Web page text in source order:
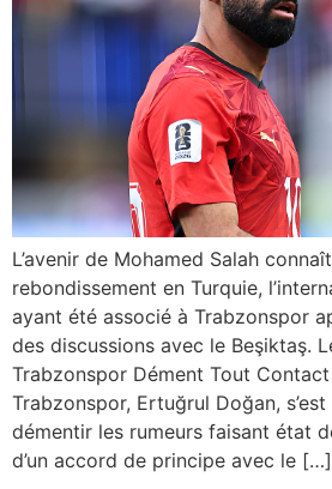
L’avenir de Mohamed Salah
rebondissement en Turquie,
ayant été associé à Trabzonspor
des discussions avec le Beşiktaş.
Trabzonspor Dément Tout
Trabzonspor, Ertuğrul Doğan,
démentir les rumeurs faisant état
d’un accord de principe avec le […]